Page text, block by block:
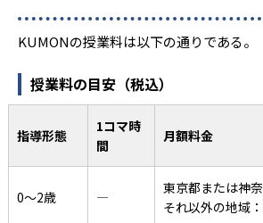
KUMONの授業料は以下の通りである。
授業料の目安（税込）
指導形態
1コマ時
間
月額料金
0〜2歳 ―
東京都または神
それ以外の地域